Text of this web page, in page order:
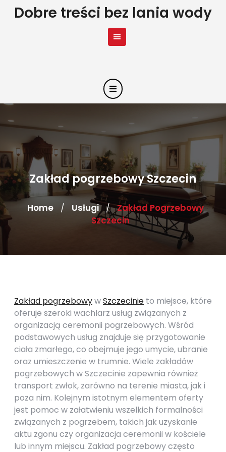
SkipDobre treści bez lania wody
Zakład pogrzebowy Szczecin
Home / Usługi / Zakład Pogrzebowy
Szczecin
Zakład pogrzebowywSzczecinie to miejsce, które
oferuje szeroki wachlarz usług związanych z
organizacją ceremonii pogrzebowych. Wśród
podstawowych usług znajduje się przygotowanie
ciała zmarłego, co obejmuje jego umycie, ubranie
oraz umieszczenie w trumnie. Wiele zakładów
pogrzebowych w Szczecinie zapewnia również
transport zwłok, zarówno na terenie miasta, jak i
poza nim. Kolejnym istotnym elementem oferty
jest pomoc w załatwieniu wszelkich formalności
związanych z pogrzebem, takich jak uzyskanie
aktu zgonu czy organizacja ceremonii w kościele
lub innym miejscu. Zakład pogrzebowy często